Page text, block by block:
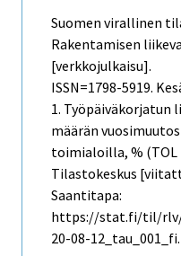
Suomen virallinen
Rakentamisen
[verkkojulkaisu].
ISSN=1798-5919.
1. Työpäiväkorjatun
määrän
toimialoilla, % (TOL
Tilastokeskus
Saantitapa:
https://stat.fi/til/rlv/
20-08-